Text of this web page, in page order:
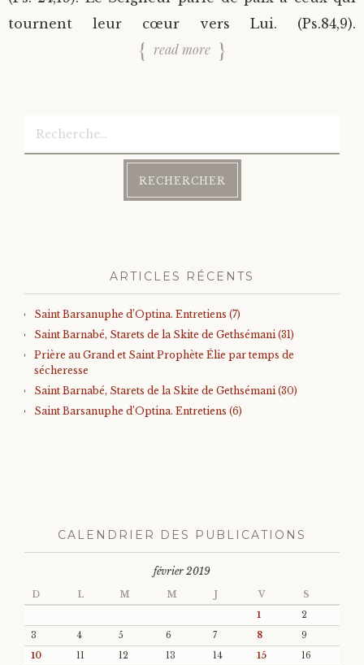
tournent leur cœur vers Lui. (Ps.84,9).
read more
ARTICLES RÉCENTS
Saint Barsanuphe d’Optina. Entretiens (7)
Saint Barnabé, Starets de la Skite de Gethsémani (31)
Prière au Grand et Saint Prophète Élie par temps de
sécheresse
Saint Barnabé, Starets de la Skite de Gethsémani (30)
Saint Barsanuphe d’Optina. Entretiens (6)
CALENDRIER DES PUBLICATIONS
février 2019
D L M M J V S
1
2
3
4 5 6 7 8
9
10
11 12 13 14 15
16